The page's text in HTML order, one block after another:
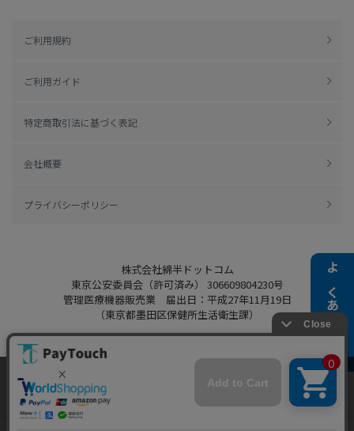
よくある質問
ご利用規約
ご利用ガイド
特定商取引法に基づく表記
会社概要
プライバシーポリシー
株式会社綿半ドットコム
東京公安委員会（許可済み） 306609804230号
管理医療機器販売業 届出日：平成27年11月19日
（東京都墨田区保健所生活衛生課）
Copyright 2022
Powered by Watahan Partners Co., Ltd.
当ウェブサイトでは、お客様により良いサービス
をご提供するため、クッキーを利用しています。
サイト利用を継続することにより、クッキーの使
同意する